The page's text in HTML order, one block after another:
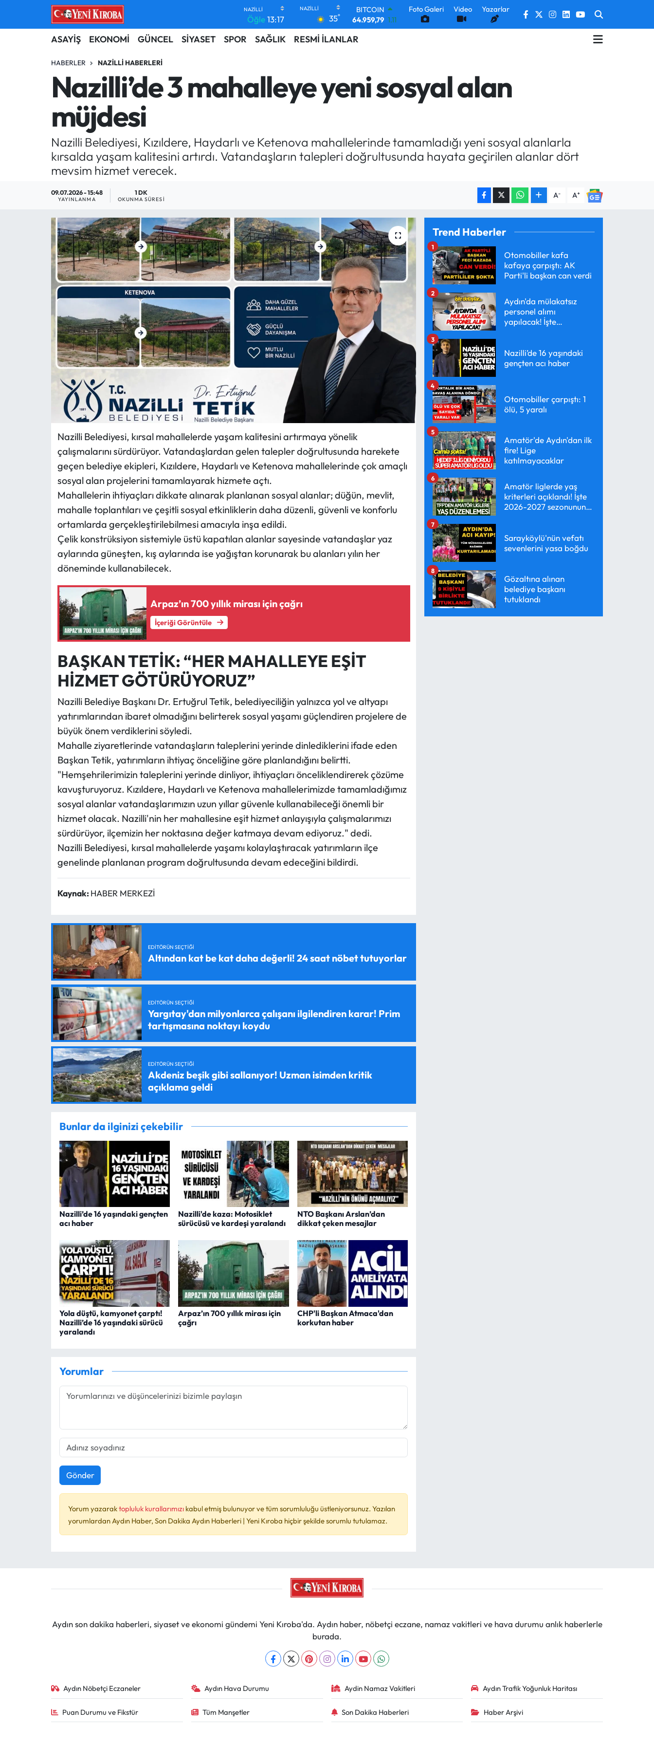
Öğle13:17 35°
DOLAR
47,7436 0.18
55,2510
GRAM ALTIN
6660.55 0.03
BİST100
Foto Galeri Video Yazarlar
ASAYİŞ EKONOMİ GÜNCEL SİYASET SPOR SAĞLIK RESMİ İLANLAR
HABERLER NAZILLI HABERLERI
Nazilli’de 3 mahalleye yeni sosyal alan
müjdesi
Nazilli Belediyesi, Kızıldere, Haydarlı ve Ketenova mahallelerinde tamamladığı yeni sosyal alanlarla
kırsalda yaşam kalitesini artırdı. Vatandaşların talepleri doğrultusunda hayata geçirilen alanlar dört
mevsim hizmet verecek.
09.07.2026 - 15:48
YAYINLANMA
1 DK
OKUNMA SÜRESI A- A+
Nazilli Belediyesi, kırsal mahallelerde yaşam kalitesini artırmaya yönelik
çalışmalarını sürdürüyor. Vatandaşlardan gelen talepler doğrultusunda harekete
geçen belediye ekipleri, Kızıldere, Haydarlı ve Ketenova mahallelerinde çok amaçlı
sosyal alan projelerini tamamlayarak hizmete açtı.
Mahallelerin ihtiyaçları dikkate alınarak planlanan sosyal alanlar; düğün, mevlit,
mahalle toplantıları ve çeşitli sosyal etkinliklerin daha düzenli, güvenli ve konforlu
ortamlarda gerçekleştirilebilmesi amacıyla inşa edildi.
Çelik konstrüksiyon sistemiyle üstü kapatılan alanlar sayesinde vatandaşlar yaz
aylarında güneşten, kış aylarında ise yağıştan korunarak bu alanları yılın her
döneminde kullanabilecek.
Arpaz’ın 700 yıllık mirası için çağrı
İçeriği Görüntüle
BAŞKAN TETİK: “HER MAHALLEYE EŞİT
HİZMET GÖTÜRÜYORUZ”
Nazilli Belediye Başkanı Dr. Ertuğrul Tetik, belediyeciliğin yalnızca yol ve altyapı
yatırımlarından ibaret olmadığını belirterek sosyal yaşamı güçlendiren projelere de
büyük önem verdiklerini söyledi.
Mahalle ziyaretlerinde vatandaşların taleplerini yerinde dinlediklerini ifade eden
Başkan Tetik, yatırımların ihtiyaç önceliğine göre planlandığını belirtti.
"Hemşehrilerimizin taleplerini yerinde dinliyor, ihtiyaçları önceliklendirerek çözüme
kavuşturuyoruz. Kızıldere, Haydarlı ve Ketenova mahallelerimizde tamamladığımız
sosyal alanlar vatandaşlarımızın uzun yıllar güvenle kullanabileceği önemli bir
hizmet olacak. Nazilli'nin her mahallesine eşit hizmet anlayışıyla çalışmalarımızı
sürdürüyor, ilçemizin her noktasına değer katmaya devam ediyoruz." dedi.
Nazilli Belediyesi, kırsal mahallelerde yaşamı kolaylaştıracak yatırımların ilçe
genelinde planlanan program doğrultusunda devam edeceğini bildirdi.
Kaynak: HABER MERKEZİ
EDITÖRÜN SEÇTIĞI
Altından kat be kat daha değerli! 24 saat nöbet tutuyorlar
EDITÖRÜN SEÇTIĞI
Yargıtay'dan milyonlarca çalışanı ilgilendiren karar! Prim
tartışmasına noktayı koydu
EDITÖRÜN SEÇTIĞI
Akdeniz beşik gibi sallanıyor! Uzman isimden kritik
açıklama geldi
Bunlar da ilginizi çekebilir
Nazilli’de 16 yaşındaki gençten
acı haber
Nazilli'de kaza: Motosiklet
sürücüsü ve kardeşi yaralandı
NTO Başkanı Arslan’dan
dikkat çeken mesajlar
Yola düştü, kamyonet çarptı!
Nazilli’de 16 yaşındaki sürücü
yaralandı
Arpaz’ın 700 yıllık mirası için
çağrı
CHP'li Başkan Atmaca'dan
korkutan haber
Yorumlar
Gönder
Yorum yazaraktopluluk kurallarımızı kabul etmiş bulunuyor ve tüm sorumluluğu üstleniyorsunuz. Yazılan
yorumlardan Aydın Haber, Son Dakika Aydın Haberleri | Yeni Kıroba hiçbir şekilde sorumlu tutulamaz.
Trend Haberler
Otomobiller kafa
kafaya çarpıştı: AK
Parti'li başkan can verdi
1
Aydın'da mülakatsız
personel alımı
yapılacak! İşte
2
Nazilli’de 16 yaşındaki
gençten acı haber
3
Otomobiller çarpıştı: 1
ölü, 5 yaralı
4
Amatör'de Aydın'dan ilk
fire! Lige
katılmayacaklar
5
Amatör liglerde yaş
kriterleri açıklandı! İşte
2026-2027 sezonunun
6
Sarayköylü'nün vefatı
sevenlerini yasa boğdu
7
Gözaltına alınan
belediye başkanı
tutuklandı
8
Aydın son dakika haberleri, siyaset ve ekonomi gündemi Yeni Kıroba'da. Aydın haber, nöbetçi eczane, namaz vakitleri ve hava durumu anlık haberlerle
burada.
Aydın Nöbetçi Eczaneler Aydın Hava Durumu Aydin Namaz Vakitleri Aydın Trafik Yoğunluk Haritası
Puan Durumu ve Fikstür Tüm Manşetler Son Dakika Haberleri Haber Arşivi
ASAYİŞ
BİLİM-TEKNOLOJİ
DÜNYA
EĞİTİM
EKONOMİ
MAGAZİN
SAĞLIK
SİYASET
TURİZM
RESMİ İLANLAR
HABER İLAN
Aydın Nöbetçi Eczaneler
Aydın Hava Durumu
Aydin Namaz Vakitleri
Aydın Trafik Yoğunluk Haritası
Süper Lig Puan Durumu ve Fikstür
Tüm Manşetler